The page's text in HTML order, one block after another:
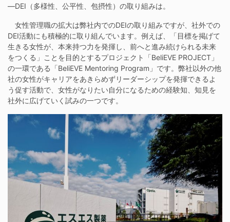
―DEI（多様性、公平性、包摂性）の取り組みは。
女性管理職の拡大は弊社内でのDEIの取り組みですが、社外での
DEI活動にも積極的に取り組んでいます。例えば、「目標を掲げて
生きる女性が、本来持つ力を発揮し、前へと進み続けられる未来
をつくる」ことを目的とするプロジェクト「BeliEVE PROJECT」
の一環である「BeliEVE Mentoring Program」です。弊社以外の他
社の女性がキャリアをあきらめずリーダーシップを発揮できるよ
う促す活動で、女性がなりたい自分になるための経験知、知見を
社外に広げていく試みの一つです。